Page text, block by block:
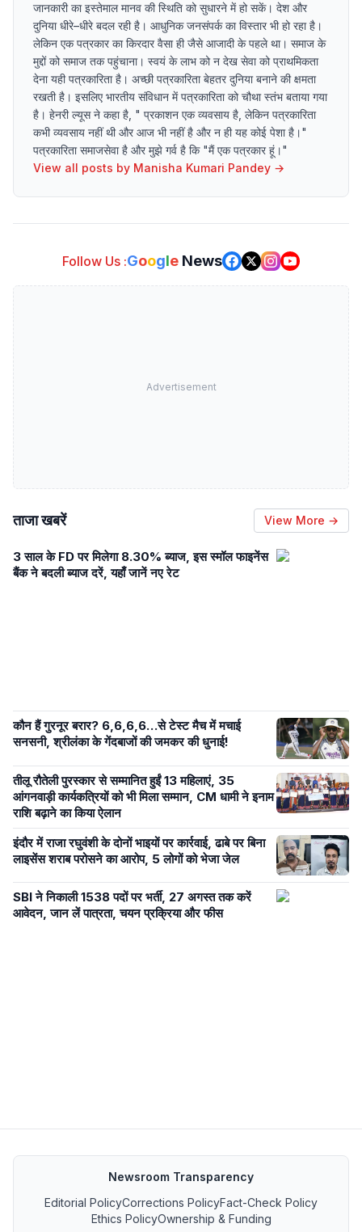
जानकारी का इस्तेमाल मानव की स्थिति को सुधारने में हो सकें। देश और
दुनिया धीरे–धीरे बदल रही है। आधुनिक जनसंपर्क का विस्तार भी हो रहा है।
लेकिन एक पत्रकार का किरदार वैसा ही जैसे आजादी के पहले था। समाज के
मुद्दों को समाज तक पहुंचाना। स्वयं के लाभ को न देख सेवा को प्राथमिकता
देना यही पत्रकारिता है। अच्छी पत्रकारिता बेहतर दुनिया बनाने की क्षमता
रखती है। इसलिए भारतीय संविधान में पत्रकारिता को चौथा स्तंभ बताया गया
है। हेनरी ल्यूस ने कहा है, " प्रकाशन एक व्यवसाय है, लेकिन पत्रकारिता
कभी व्यवसाय नहीं थी और आज भी नहीं है और न ही यह कोई पेशा है।"
पत्रकारिता समाजसेवा है और मुझे गर्व है कि "मैं एक पत्रकार हूं।"
View all posts by Manisha Kumari Pandey →
Follow Us :Google News
Advertisement
ताजा खबरें View More →
3 साल के FD पर मिलेगा 8.30% ब्याज, इस स्मॉल फाइनेंस
बैंक ने बदली ब्याज दरें, यहाँ जानें नए रेट
कौन हैं गुरनूर बरार? 6,6,6,6…से टेस्ट मैच में मचाई
सनसनी, श्रीलंका के गेंदबाजों की जमकर की धुनाई!
तीलू रौतेली पुरस्कार से सम्मानित हुईं 13 महिलाएं, 35
आंगनवाड़ी कार्यकत्रियों को भी मिला सम्मान, CM धामी ने इनाम
राशि बढ़ाने का किया ऐलान
इंदौर में राजा रघुवंशी के दोनों भाइयों पर कार्रवाई, ढाबे पर बिना
लाइसेंस शराब परोसने का आरोप, 5 लोगों को भेजा जेल
SBI ने निकाली 1538 पदों पर भर्ती, 27 अगस्त तक करें
आवेदन, जान लें पात्रता, चयन प्रक्रिया और फीस
Newsroom Transparency
Editorial PolicyCorrections PolicyFact-Check Policy
Ethics PolicyOwnership & Funding